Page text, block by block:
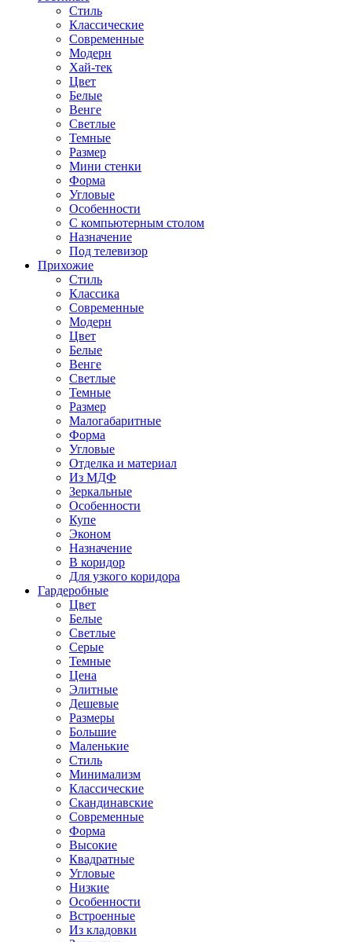
Стиль
Классические
Современные
Модерн
Хай-тек
Цвет
Белые
Венге
Светлые
Темные
Размер
Мини стенки
Форма
Угловые
Особенности
С компьютерным столом
Назначение
Под телевизор
Прихожие
Стиль
Классика
Современные
Модерн
Цвет
Белые
Венге
Светлые
Темные
Размер
Малогабаритные
Форма
Угловые
Отделка и материал
Из МДФ
Зеркальные
Особенности
Купе
Эконом
Назначение
В коридор
Для узкого коридора
Гардеробные
Цвет
Белые
Светлые
Серые
Темные
Цена
Элитные
Дешевые
Размеры
Большие
Маленькие
Стиль
Минимализм
Классические
Скандинавские
Современные
Форма
Высокие
Квадратные
Угловые
Низкие
Особенности
Встроенные
Из кладовки